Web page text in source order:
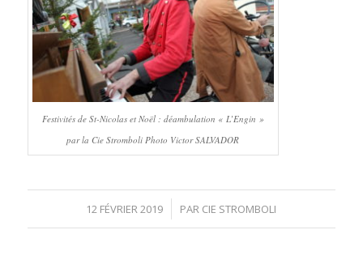
Festivités de St-Nicolas et Noël : déambulation « L’Engin »
par la Cie Stromboli Photo Victor SALVADOR
12 FÉVRIER 2019
/ PAR CIE STROMBOLI